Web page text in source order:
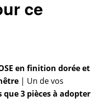
ce
en finition dorée et
| Un de vos
que 3 pièces à adopter